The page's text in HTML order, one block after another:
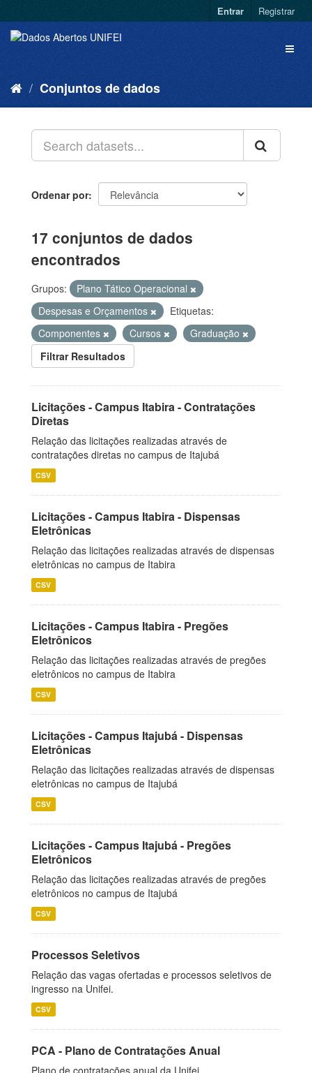
Entrar Registrar
Conjuntos de dados
Ordenar por
17 conjuntos de dados
encontrados
Grupos:
Plano Tático Operacional
Despesas e Orçamentos
Etiquetas:
Componentes
Cursos
Graduação
Filtrar Resultados
Licitações - Campus Itabira - Contratações
Diretas
Relação das licitações realizadas através de
contratações diretas no campus de Itajubá
CSV
Licitações - Campus Itabira - Dispensas
Eletrônicas
Relação das licitações realizadas através de dispensas
eletrônicas no campus de Itabira
CSV
Licitações - Campus Itabira - Pregões
Eletrônicos
Relação das licitações realizadas através de pregões
eletrônicos no campus de Itabira
CSV
Licitações - Campus Itajubá - Dispensas
Eletrônicas
Relação das licitações realizadas através de dispensas
eletrônicas no campus de Itajubá
CSV
Licitações - Campus Itajubá - Pregões
Eletrônicos
Relação das licitações realizadas através de pregões
eletrônicos no campus de Itajubá
CSV
Processos Seletivos
Relação das vagas ofertadas e processos seletivos de
ingresso na Unifei.
CSV
PCA - Plano de Contratações Anual
Plano de contratações anual da Unifei